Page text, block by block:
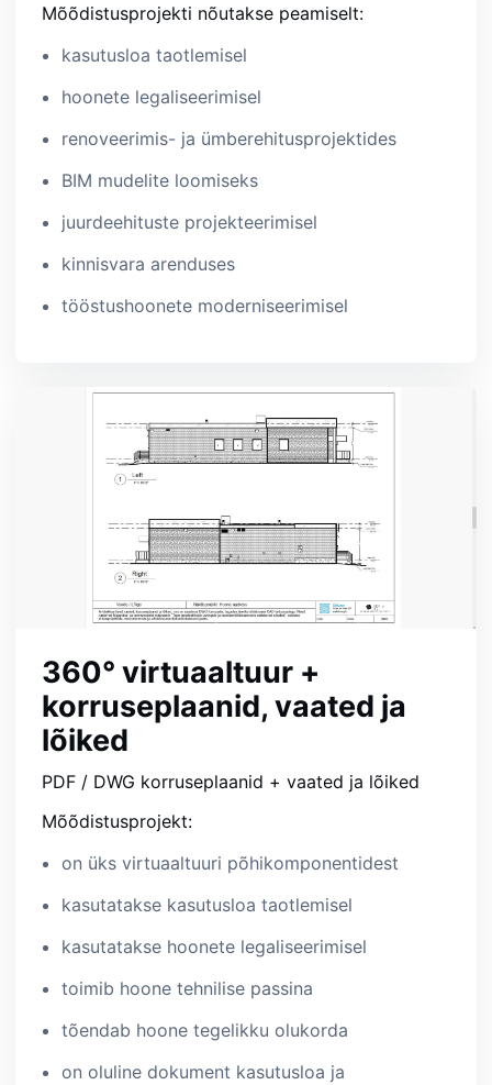
Mõõdistusprojekti nõutakse peamiselt:
kasutusloa taotlemisel
hoonete legaliseerimisel
renoveerimis- ja ümberehitusprojektides
BIM mudelite loomiseks
juurdeehituste projekteerimisel
kinnisvara arenduses
tööstushoonete moderniseerimisel
360° virtuaaltuur +
korruseplaanid, vaated ja
lõiked
PDF / DWG korruseplaanid + vaated ja lõiked
Mõõdistusprojekt:
on üks virtuaaltuuri põhikomponentidest
kasutatakse kasutusloa taotlemisel
kasutatakse hoonete legaliseerimisel
toimib hoone tehnilise passina
tõendab hoone tegelikku olukorda
on oluline dokument kasutusloa ja